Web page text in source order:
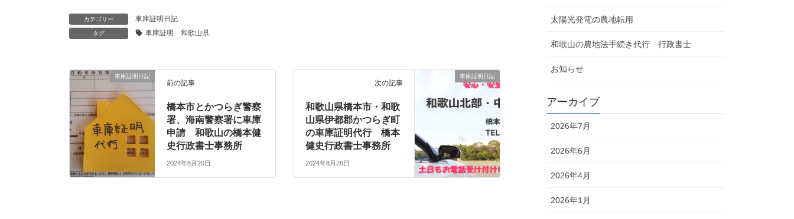
カテゴリー 車庫証明日記
タグ 車庫証明 和歌山県
車庫証明日記
前の記事
橋本市とかつらぎ警察
署、海南警察署に車庫
申請 和歌山の橋本健
史行政書士事務所
2024年8月20日
車庫証明日記
次の記事
和歌山県橋本市・和歌
山県伊都郡かつらぎ町
の車庫証明代行 橋本
健史行政書士事務所
2024年8月26日
太陽光発電の農地転用
和歌山の農地法手続き代行 行政書士
お知らせ
アーカイブ
2026年7月
2026年6月
2026年4月
2026年1月